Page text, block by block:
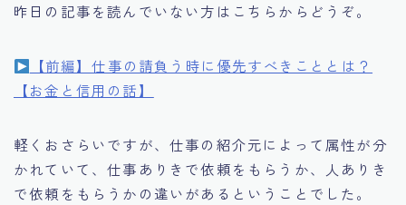
昨日の記事を読んでいない方はこちらからどうぞ。
【前編】仕事の請負う時に優先すべきこととは？
【お金と信用の話】
軽くおさらいですが、仕事の紹介元によって属性が分
かれていて、仕事ありきで依頼をもらうか、人ありき
で依頼をもらうかの違いがあるということでした。